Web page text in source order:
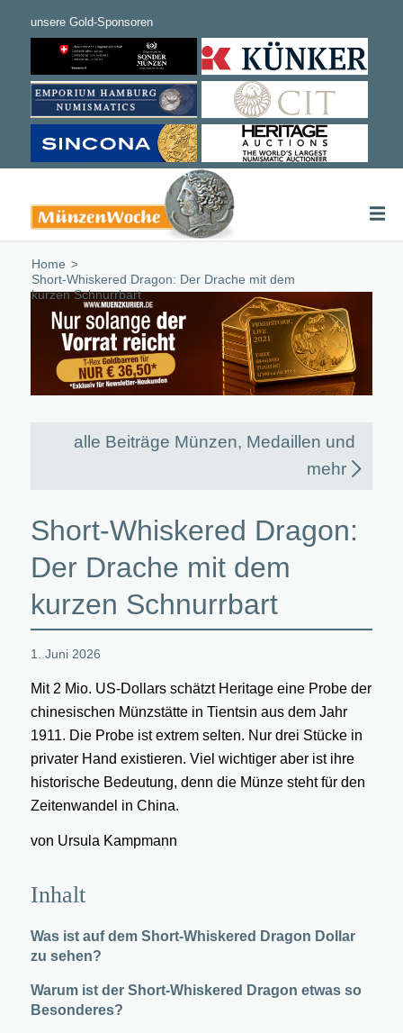
Home
Short-Whiskered Dragon: Der Drache mit dem
kurzen Schnurrbart
alle Beiträge Münzen, Medaillen und
mehr
Short-Whiskered Dragon:
Der Drache mit dem
kurzen Schnurrbart
1. Juni 2026
Mit 2 Mio. US-Dollars schätzt Heritage eine Probe der
chinesischen Münzstätte in Tientsin aus dem Jahr
1911. Die Probe ist extrem selten. Nur drei Stücke in
privater Hand existieren. Viel wichtiger aber ist ihre
historische Bedeutung, denn die Münze steht für den
Zeitenwandel in China.
von Ursula Kampmann
Inhalt
Was ist auf dem Short-Whiskered Dragon Dollar
zu sehen?
Warum ist der Short-Whiskered Dragon etwas so
Besonderes?